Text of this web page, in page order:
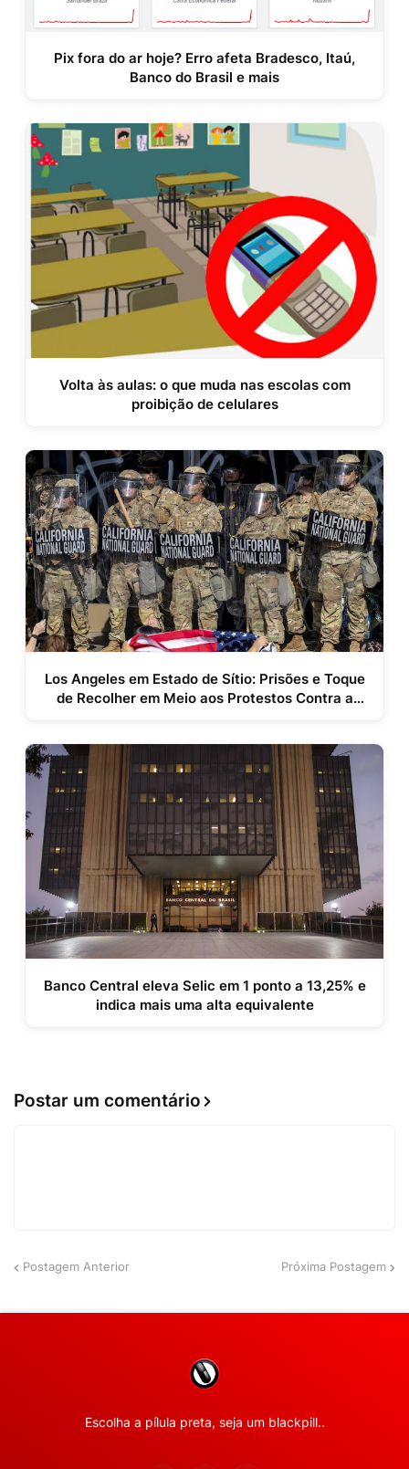
Pix fora do ar hoje? Erro afeta Bradesco, Itaú,
Banco do Brasil e mais
Volta às aulas: o que muda nas escolas com
proibição de celulares
Los Angeles em Estado de Sítio: Prisões e Toque
de Recolher em Meio aos Protestos Contra a
Banco Central eleva Selic em 1 ponto a 13,25% e
indica mais uma alta equivalente
Postar um comentário
Postagem Anterior Próxima Postagem
Escolha a pílula preta, seja um blackpill..